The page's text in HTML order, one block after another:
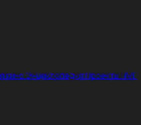
кино ЭнциклопедияПроекты НМГ